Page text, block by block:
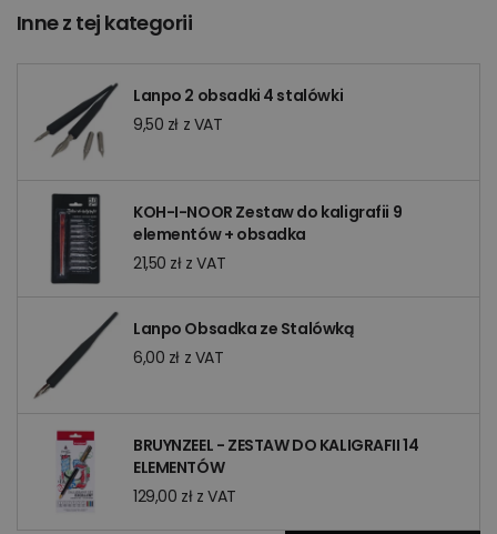
Inne z tej kategorii
Lanpo 2 obsadki 4 stalówki
9,50 zł z VAT
KOH-I-NOOR Zestaw do kaligrafii 9
elementów + obsadka
21,50 zł z VAT
Lanpo Obsadka ze Stalówką
6,00 zł z VAT
BRUYNZEEL - ZESTAW DO KALIGRAFII 14
ELEMENTÓW
129,00 zł z VAT